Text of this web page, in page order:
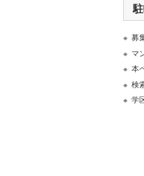
募
マ
本
検
学